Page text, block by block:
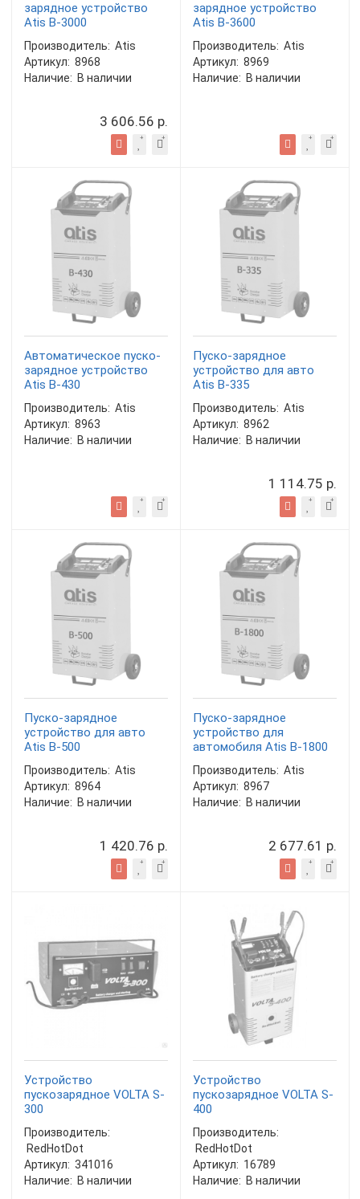
зарядное устройство
Atis B-3000
Производитель: Atis
Артикул: 8968
Наличие: В наличии
3 606.56 р.
зарядное устройство
Atis B-3600
Производитель: Atis
Артикул: 8969
Наличие: В наличии
Автоматическое пуско-
зарядное устройство
Atis B-430
Производитель: Atis
Артикул: 8963
Наличие: В наличии
Пуско-зарядное
устройство для авто
Atis B-335
Производитель: Atis
Артикул: 8962
Наличие: В наличии
1 114.75 р.
Пуско-зарядное
устройство для авто
Atis B-500
Производитель: Atis
Артикул: 8964
Наличие: В наличии
1 420.76 р.
Пуско-зарядное
устройство для
автомобиля Atis B-1800
Производитель: Atis
Артикул: 8967
Наличие: В наличии
2 677.61 р.
Устройство
пускозарядное VOLTA S-
300
Производитель:
RedHotDot
Артикул: 341016
Наличие: В наличии
Устройство
пускозарядное VOLTA S-
400
Производитель:
RedHotDot
Артикул: 16789
Наличие: В наличии